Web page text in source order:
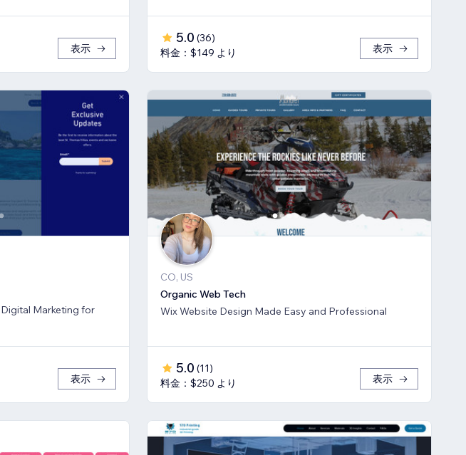
表示
5.0 (36)
料金：$149 より
表示
Marketing for
表示
CO, US
Organic Web Tech
Wix Website Design Made Easy and Professional
5.0 (11)
料金：$250 より
表示